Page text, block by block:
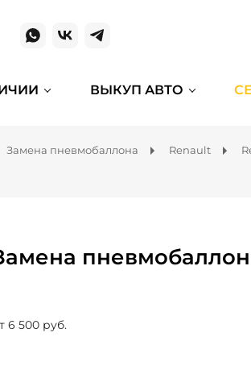
ВЫКУП АВТО
Замена пневмобаллона Renault
6 500 руб.